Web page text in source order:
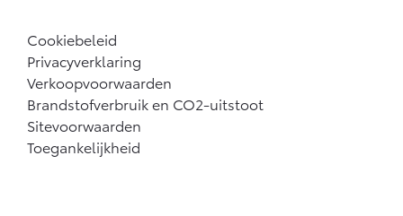
Cookiebeleid
Privacyverklaring
Verkoopvoorwaarden
Brandstofverbruik en CO2-uitstoot
Sitevoorwaarden
Toegankelijkheid